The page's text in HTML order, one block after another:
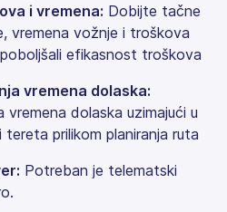
i vremena: Dobijte tačne
vremena vožnje i troškova
efikasnost troškova
vremena dolaska:
vremena dolaska uzimajući u
prilikom planiranja ruta
Potreban je telematski